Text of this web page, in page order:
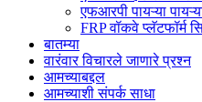
एफआरपी पायऱ्या
FRP वॉकवे प्लॅटफॉर्म
बातम्या
वारंवार विचारले जाणारे प्रश्न
आमच्याबद्दल
आमच्याशी संपर्क साधा